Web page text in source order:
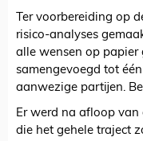
Ter voorbereiding op
risico-analyses
alle wensen op papier
samengevoegd tot
aanwezige partijen.
Er werd na afloop van
die het gehele traject